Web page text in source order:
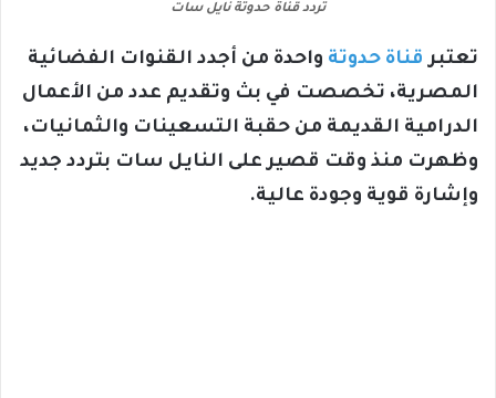
تردد قناة حدوتة نايل سات
تعتبرقناة حدوتة واحدة من أجدد القنوات الفضائية
المصرية، تخصصت في بث وتقديم عدد من الأعمال
الدرامية القديمة من حقبة التسعينات والثمانيات،
وظهرت منذ وقت قصير على النايل سات بتردد جديد
وإشارة قوية وجودة عالية.